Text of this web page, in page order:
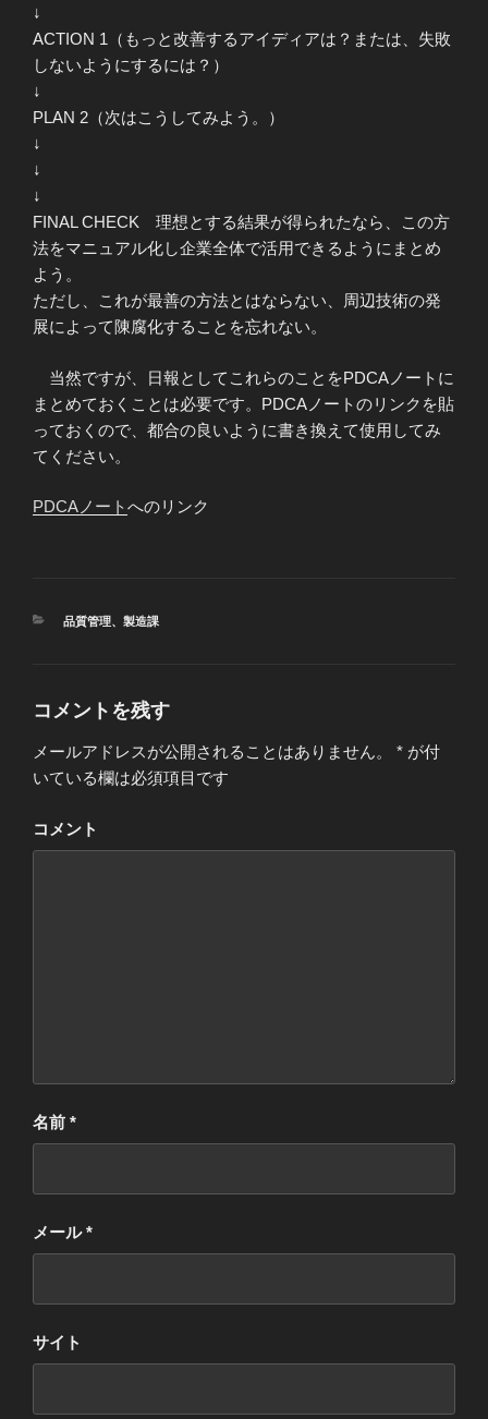
↓
ACTION 1（もっと改善するアイディアは？または、失敗
しないようにするには？）
↓
PLAN 2（次はこうしてみよう。）
↓
↓
↓
FINAL CHECK 理想とする結果が得られたなら、この方
法をマニュアル化し企業全体で活用できるようにまとめ
よう。
ただし、これが最善の方法とはならない、周辺技術の発
展によって陳腐化することを忘れない。
当然ですが、日報としてこれらのことをPDCAノートに
まとめておくことは必要です。PDCAノートのリンクを貼
っておくので、都合の良いように書き換えて使用してみ
てください。
PDCAノートへのリンク
カ
ー
品質管理、 製造課
コメントを残す
メールアドレスが公開されることはありません。 * が付
いている欄は必須項目です
コメント
名前 *
メール*
サイト